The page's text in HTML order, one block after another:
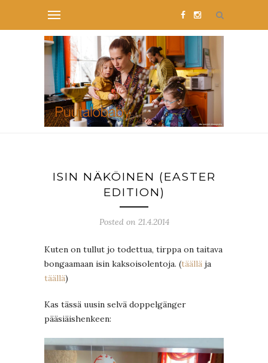
ISIN NÄKÖINEN (EASTER
EDITION)
Posted on 21.4.2014
Kuten on tullut jo todettua, tirppa on taitava
bongaamaan isin kaksoisolentoja. (täällä ja
täällä)
Kas tässä uusin selvä doppelgänger
pääsiäishenkeen: